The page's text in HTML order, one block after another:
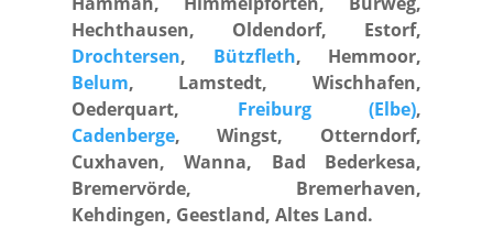
Hechthausen, Oldendorf, Estorf,
Drochtersen, Bützfleth, Hemmoor,
Belum, Lamstedt, Wischhafen,
Oederquart, Freiburg (Elbe),
Cadenberge, Wingst, Otterndorf,
Cuxhaven, Wanna, Bad Bederkesa,
Bremervörde, Bremerhaven,
Kehdingen, Geestland, Altes Land.